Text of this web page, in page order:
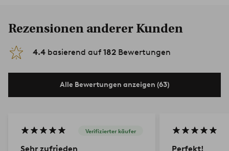
Rezensionen anderer Kunden
4.4 basierend auf 182 Bewertungen
Alle Bewertungen anzeigen (63)
Verifizierter käufer
Sehr zufrieden Perfekt!